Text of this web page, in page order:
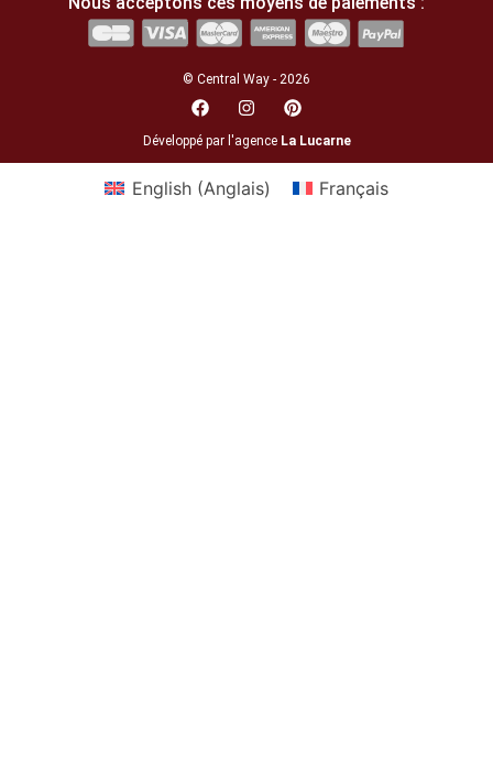
© Central Way - 2026
Développé par l'agence La Lucarne
English(Anglais) Français